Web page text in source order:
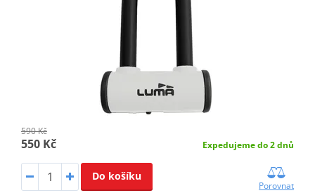
590 Kč
550 Kč Expedujeme do 2 dnů
Do košíku
Porovnat